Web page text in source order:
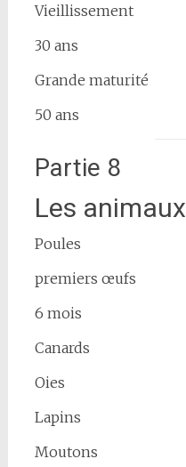
Vieillissement
30 ans
Grande maturité
50 ans
Partie 8
Les animaux
Poules
premiers œufs
6 mois
Canards
Oies
Lapins
Moutons